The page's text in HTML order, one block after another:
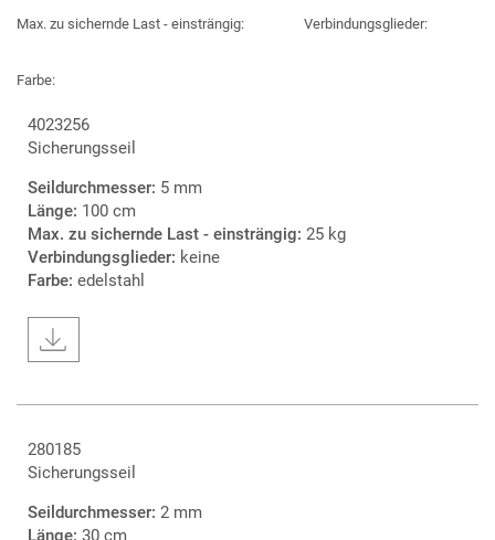
Max. zu sichernde Last - einsträngig:
Verbindungsglieder:
Farbe:
4023256
Sicherungsseil
Seildurchmesser: 5 mm
Länge: 100 cm
Max. zu sichernde Last - einsträngig: 25 kg
Verbindungsglieder: keine
Farbe: edelstahl
280185
Sicherungsseil
Seildurchmesser: 2 mm
Länge: 30 cm